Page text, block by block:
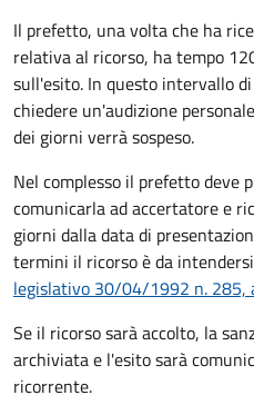
Il prefetto, una volta che ha
relativa al ricorso, ha tempo
sull'esito. In questo intervallo
chiedere un'audizione
dei giorni verrà sospeso.
Nel complesso il prefetto deve
comunicarla ad accertatore e
giorni dalla data di
termini il ricorso è da
legislativo 30/04/1992 n. 285,
Se il ricorso sarà accolto, la
archiviata e l'esito sarà
ricorrente.